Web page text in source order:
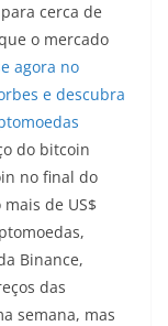
cerca de
o mercado
agora no
e descubra
do bitcoin
no final do
de US$
Binance,
das
semana, mas